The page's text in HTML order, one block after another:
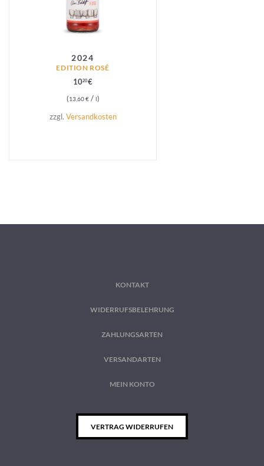
2024
EDITION ROSÉ
1020€
13,60€/ l
zzgl. Versandkosten
KONTAKT
WIDERRUFSBELEHRUNG
ZAHLUNGSARTEN
VERSANDARTEN
MEIN KONTO
VERTRAG WIDERRUFEN